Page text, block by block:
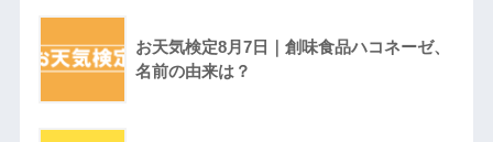
お天気検定8月7日｜創味食品ハコネーゼ、
名前の由来は？